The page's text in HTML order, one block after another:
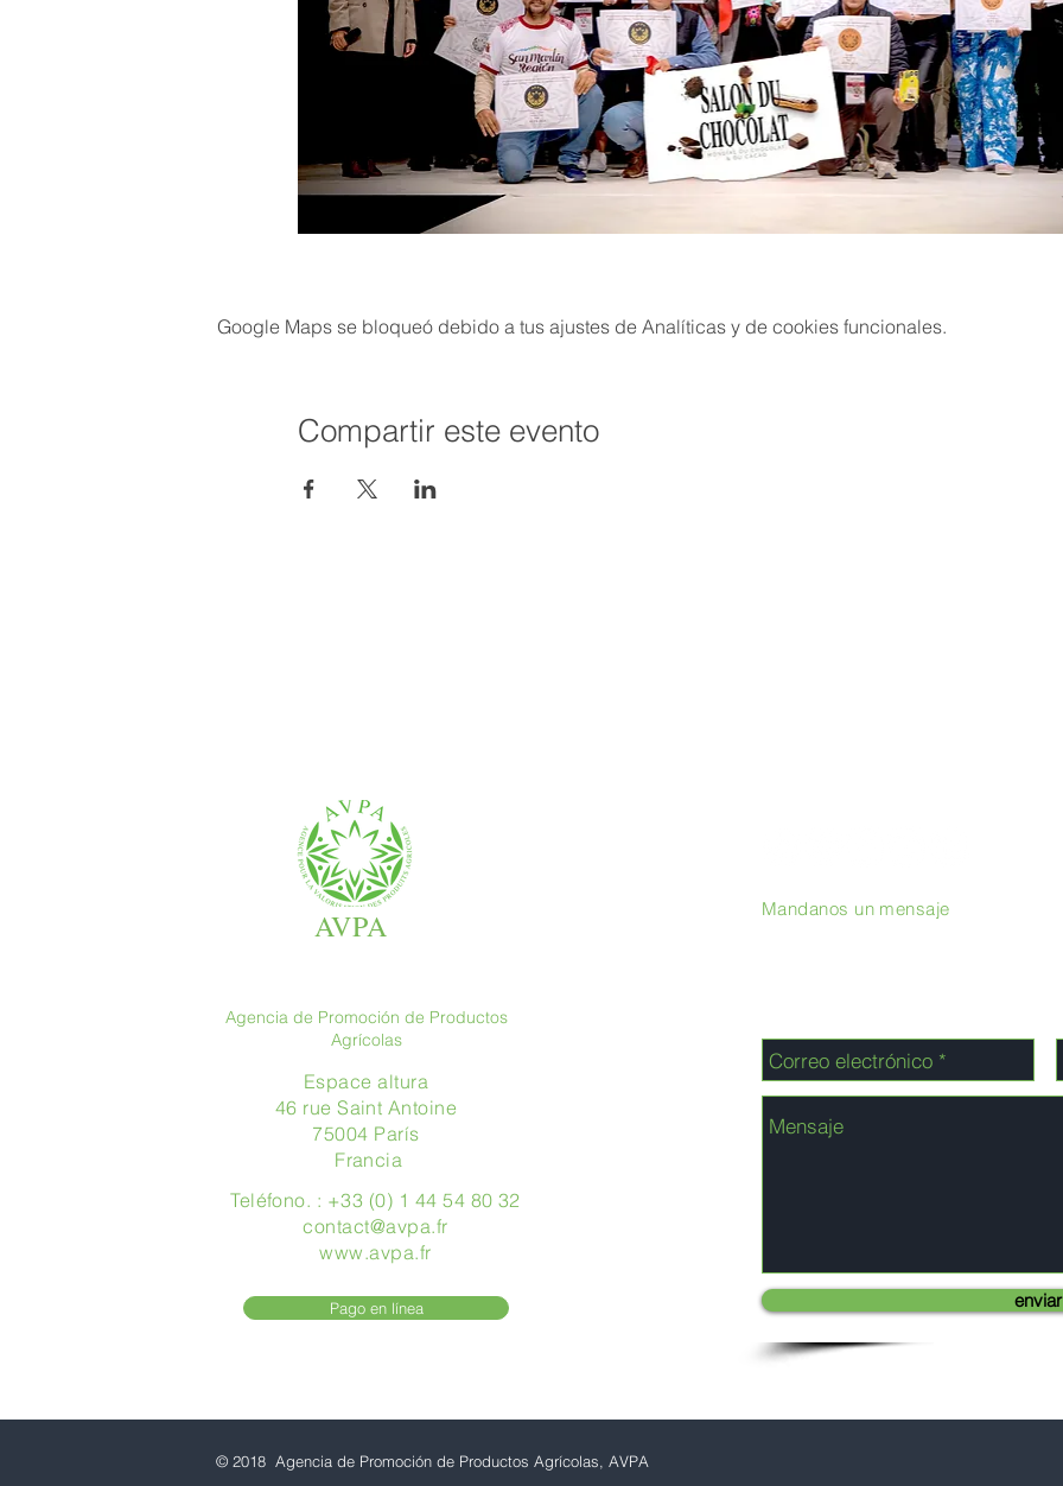
Google Maps se bloqueó debido a tus ajustes de Analíticas y de cookies funcionales.
Compartir este evento
AVPA
Agencia de Promoción de Productos
Agrícolas
Espace altura
46 rue Saint Antoine
75004 París
​ Francia
Teléfono. : +33 (0) 1 44 54 80 32
contact@avpa.fr
www.avpa.fr
Pago en línea
Mandanos un mensaje
© 2018 Agencia de Promoción de Productos Agrícolas, AVPA